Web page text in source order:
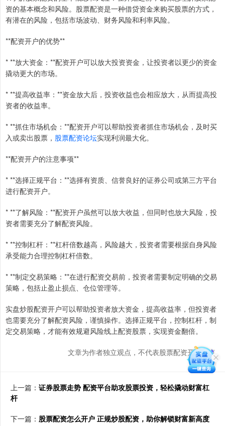
资的基本概念和风险。股票配资是一种借贷资金来购买股票的方式，
有潜在的风险，包括市场波动、财务风险和利率风险。
**配资开户的优势**
* **放大资金：**配资开户可以放大投资资金，让投资者以更少的资金
撬动更大的市场。
* **提高收益率：**资金放大后，投资收益也会相应放大，从而提高投
资者的收益率。
* **抓住市场机会：**配资开户可以帮助投资者抓住市场机会，及时买
入或卖出股票， 股票配资论坛实现利润最大化。
**配资开户的注意事项**
* **选择正规平台：**选择有资质、信誉良好的证券公司或第三方平台
进行配资开户。
* **了解风险：**配资开户虽然可以放大收益，但同时也放大风险，投
资者需要充分了解配资风险。
* **控制杠杆：**杠杆倍数越高，风险越大，投资者需要根据自身风险
承受能力合理控制杠杆倍数。
* **制定交易策略：**在进行配资交易前，投资者需要制定明确的交易
策略，包括止盈止损点、仓位管理等。
实盘炒股配资开户可以帮助投资者放大资金，提高收益率，但投资者
也需要充分了解配资风险，谨慎操作。选择正规平台，控制杠杆，制
定交易策略，才能有效规避风险线上配资股票，实现资金翻倍。
文章为作者独立观点，不代表股票配资开户观点
上一篇： 证券股票走势 配资平台助攻股票投资，轻松撬动财富杠
杆
下一篇： 股票配资怎么开户 正规炒股配资，助你解锁财富新高度